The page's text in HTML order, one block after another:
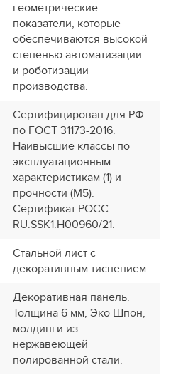
геометрические
показатели, которые
обеспечиваются высокой
степенью автоматизации
и роботизации
производства.
Сертифицирован для РФ
по ГОСТ 31173-2016.
Наивысшие классы по
эксплуатационным
характеристикам (1) и
прочности (М5).
Сертификат POCC
RU.SSK1.H00960/21.
Стальной лист с
декоративным тиснением.
Декоративная панель.
Толщина 6 мм, Эко Шпон,
молдинги из
нержавеющей
полированной стали.